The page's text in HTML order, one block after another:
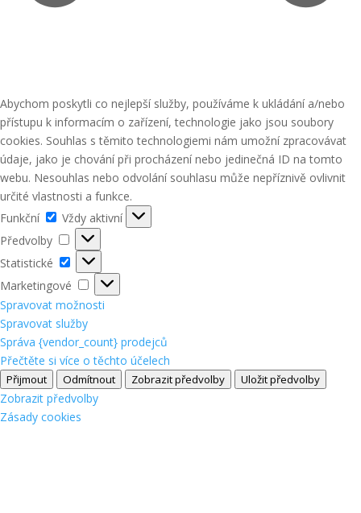
Abychom poskytli co nejlepší služby, používáme k ukládání a/nebo
přístupu k informacím o zařízení, technologie jako jsou soubory
cookies. Souhlas s těmito technologiemi nám umožní zpracovávat
údaje, jako je chování při procházení nebo jedinečná ID na tomto
webu. Nesouhlas nebo odvolání souhlasu může nepříznivě ovlivnit
určité vlastnosti a funkce.
Funkční
Funkční
Vždy aktivní
Předvolby
Předvolby
Statistické
Statistické
Marketingové
Marketingové
Spravovat možnosti
Spravovat služby
Správa {vendor_count} prodejců
Přečtěte si více o těchto účelech
Přijmout Odmítnout Zobrazit předvolby Uložit předvolby
Zobrazit předvolby
Zásady cookies